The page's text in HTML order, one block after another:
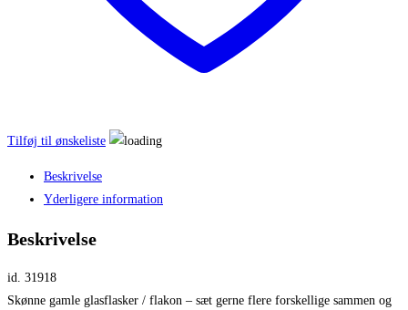
Tilføj til ønskeliste
Beskrivelse
Yderligere information
Beskrivelse
id. 31918
Skønne gamle glasflasker / flakon – sæt gerne flere forskellige sammen og